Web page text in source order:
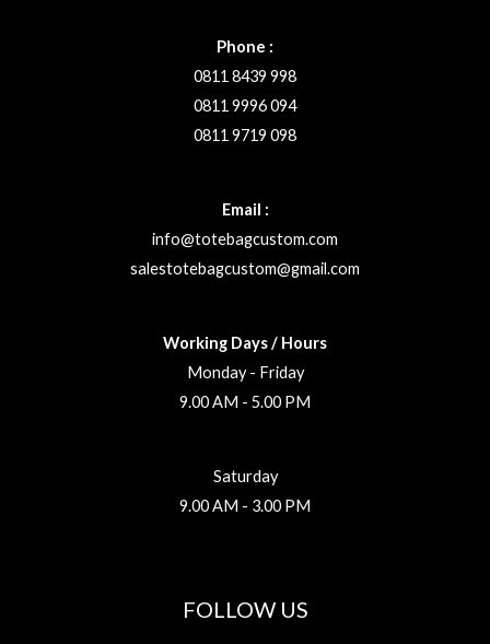
Phone :
0811 8439 998
0811 9996 094
0811 9719 098
Email :
info@totebagcustom.com
salestotebagcustom@gmail.com
Working Days / Hours
Monday - Friday
9.00 AM - 5.00 PM
Saturday
9.00 AM - 3.00 PM
FOLLOW US